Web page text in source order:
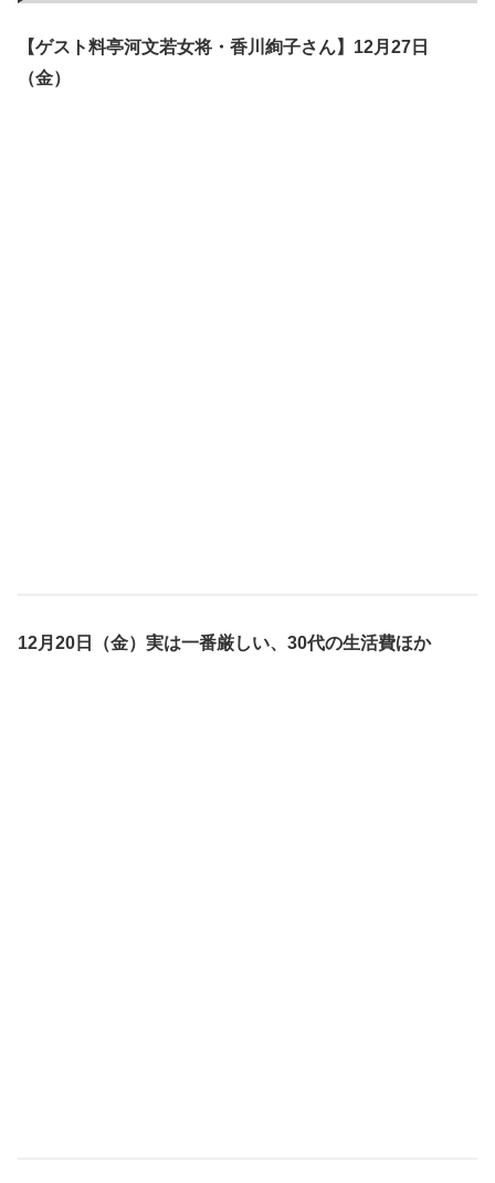
【ゲスト料亭河文若女将・香川絢子さん】12月27日
（金）
12月20日（金）実は一番厳しい、30代の生活費ほか